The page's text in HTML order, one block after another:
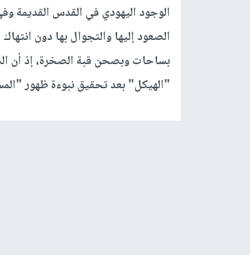
الوجود اليهودي في القدس القديمة
الصعود إليها والتجوال بها دون
بساحات وبصحن قبة الصخرة، إذ أن
"الهيكل" بعد تحقيق نبوءة ظهور